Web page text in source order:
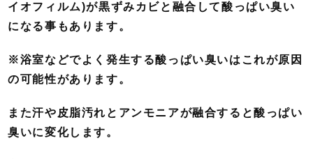
イオフィルム)が黒ずみカビと融合して酸っぱい臭い
になる事もあります。
※浴室などでよく発生する酸っぱい臭いはこれが原因
の可能性があります。
また汗や皮脂汚れとアンモニアが融合すると酸っぱい
臭いに変化します。